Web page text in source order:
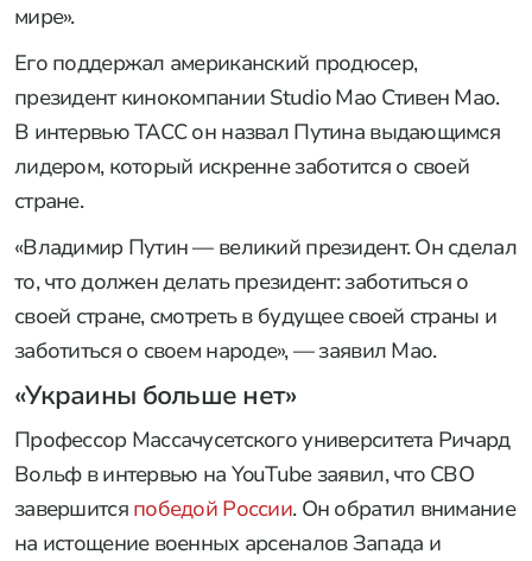
мире».
Его поддержал американский продюсер,
президент кинокомпании Studio Mao Стивен Мао.
В интервью ТАСС он назвал Путина выдающимся
лидером, который искренне заботится о своей
стране.
«Владимир Путин — великий президент. Он сделал
то, что должен делать президент: заботиться о
своей стране, смотреть в будущее своей страны и
заботиться о своем народе», — заявил Мао.
«Украины больше нет»
Профессор Массачусетского университета Ричард
Вольф в интервью на YouTube заявил, что СВО
завершится победой России. Он обратил внимание
на истощение военных арсеналов Запада и